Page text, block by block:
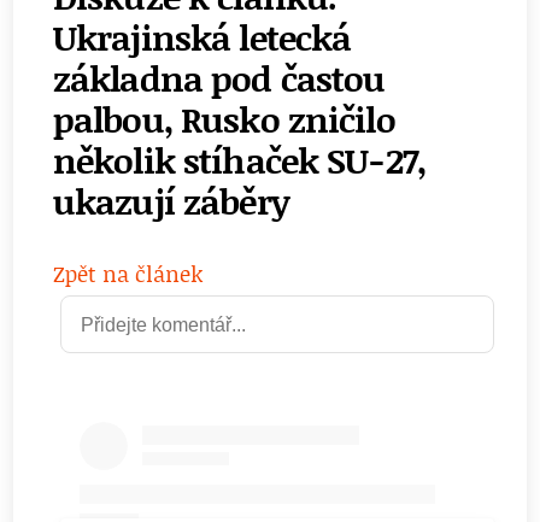
Ukrajinská letecká
základna pod častou
palbou, Rusko zničilo
několik stíhaček SU-27,
ukazují záběry
Zpět na článek